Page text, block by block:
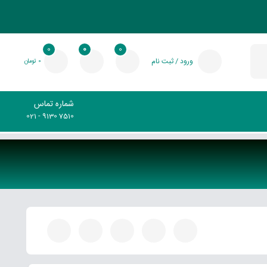
ورود / ثبت نام
0
0
0
0 تومان
شماره تماس
021 - 9130 7510